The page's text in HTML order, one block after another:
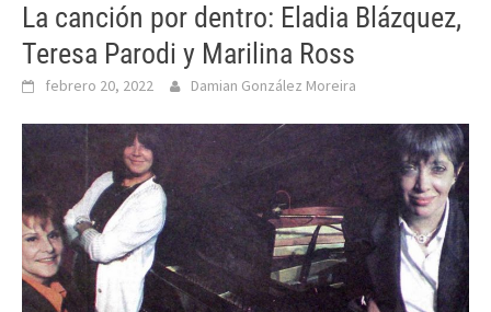
La canción por dentro: Eladia Blázquez,
Teresa Parodi y Marilina Ross
febrero 20, 2022 Damian González Moreira